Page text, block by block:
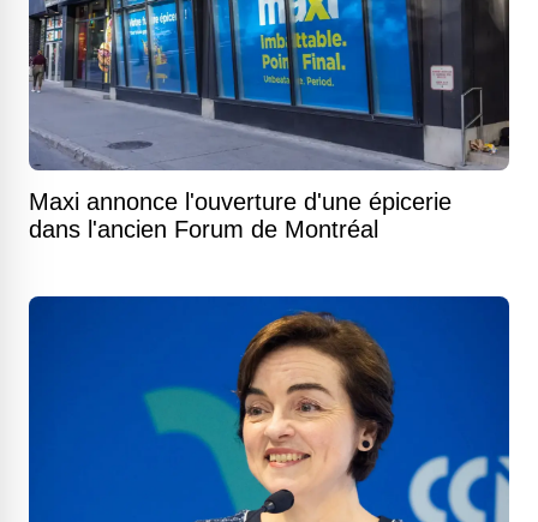
Maxi annonce l'ouverture d'une épicerie
dans l'ancien Forum de Montréal